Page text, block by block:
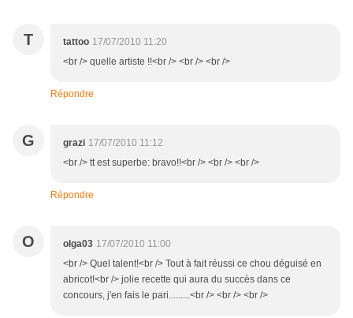
T tattoo 17/07/2010 11:20
<br /> quelle artiste !!<br /> <br /> <br />
Répondre
G grazi 17/07/2010 11:12
<br /> tt est superbe: bravo!!<br /> <br /> <br />
Répondre
O olga03 17/07/2010 11:00
<br /> Quel talent!<br /> Tout à fait réussi ce chou déguisé en
abricot!<br /> jolie recette qui aura du succès dans ce
concours, j'en fais le pari.........<br /> <br /> <br />